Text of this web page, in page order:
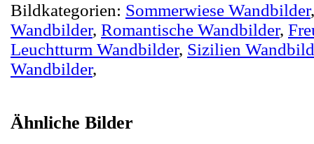
Bildkategorien: Sommerwiese Wandbilder
Wandbilder, Romantische Wandbilder,
Leuchtturm Wandbilder, Sizilien
Wandbilder,
Ähnliche Bilder